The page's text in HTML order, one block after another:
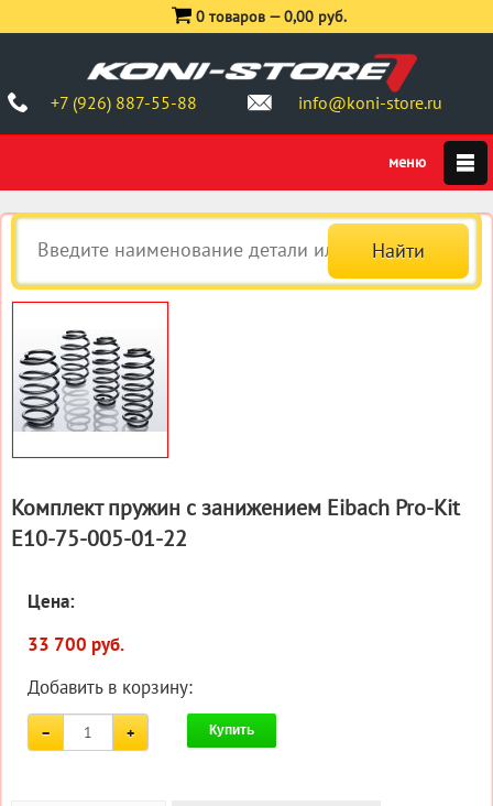
+7 (926) 887-55-88 info@koni-store.ru
0 товаров —0,00 руб.
Комплект пружин с занижением Eibach Pro-Kit
E10-75-005-01-22
Цена:
33 700 руб.
Добавить в корзину:
Купить